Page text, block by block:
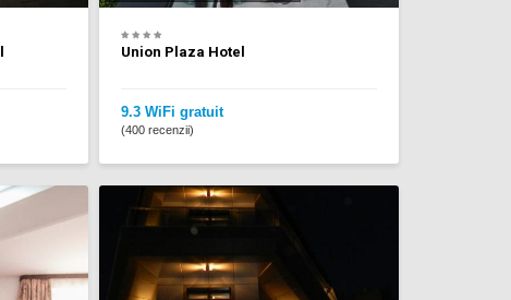
Union Plaza Hotel
9.3 WiFi gratuit
(400 recenzii)